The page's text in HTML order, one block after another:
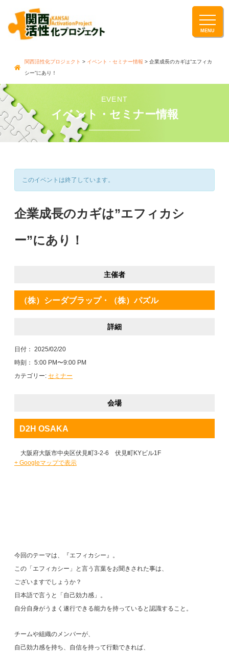
関西活性化プロジェクト > イベント・セミナー情報 > 企業成長のカギは”エフィカ
シー”にあり！
EVENT
イベント・セミナー情報
このイベントは終了しています。
企業成長のカギは”エフィカシ
ー”にあり！
主催者
（株）シーダブラップ・（株）パズル
詳細
日付： 2025/02/20
時刻： 5:00 PM〜9:00 PM
カテゴリー: セミナー
会場
D2H OSAKA
大阪府大阪市中央区伏見町3-2-6 伏見町KYビル1F
+ Googleマップで表示
今回のテーマは、『エフィカシー』。
この「エフィカシー」と言う言葉をお聞きされた事は、
ございますでしょうか？
日本語で言うと「自己効力感」。
自分自身がうまく遂行できる能力を持っていると認識すること。
チームや組織のメンバーが、
自己効力感を持ち、自信を持って行動できれば、